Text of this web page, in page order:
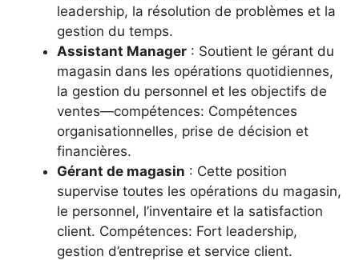
leadership, la résolution de problèmes et la
gestion du temps.
Assistant Manager : Soutient le gérant du
magasin dans les opérations quotidiennes,
la gestion du personnel et les objectifs de
ventes—compétences: Compétences
organisationnelles, prise de décision et
financières.
Gérant de magasin : Cette position
supervise toutes les opérations du magasin,
le personnel, l’inventaire et la satisfaction
client. Compétences: Fort leadership,
gestion d’entreprise et service client.